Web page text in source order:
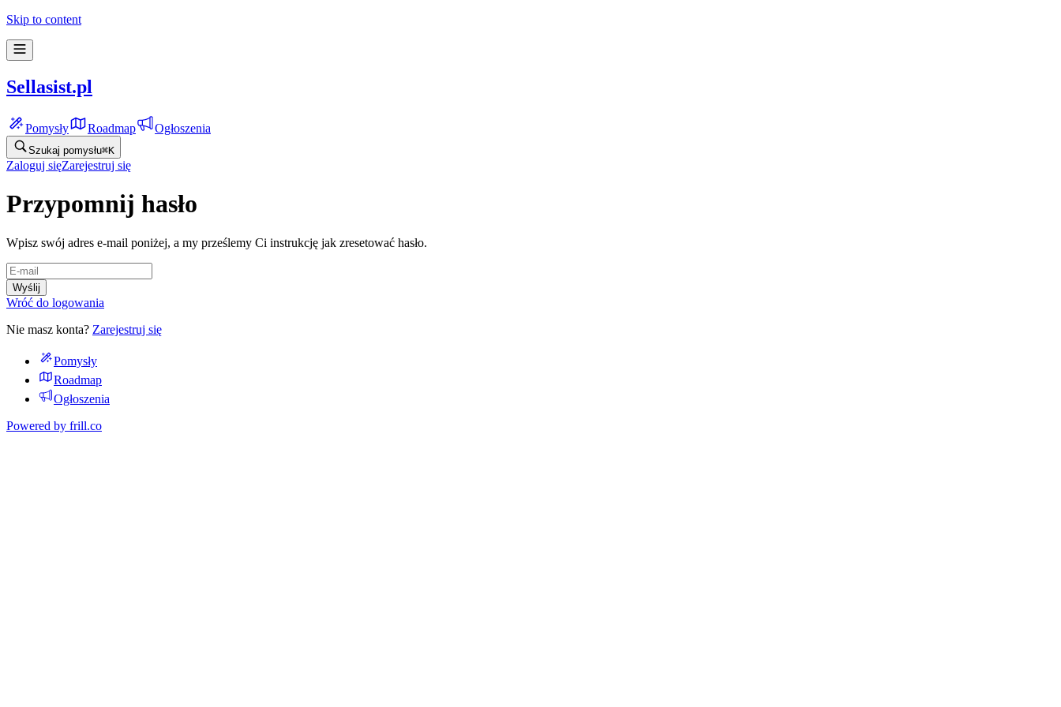
Skip to content
Sellasist.pl
Pomysły Roadmap Ogłoszenia
Szukaj pomysłu⌘K
Zaloguj sięZarejestruj się
Przypomnij hasło
Wpisz swój adres e-mail poniżej, a my prześlemy Ci instrukcję jak zresetować hasło.
Wyślij
Wróć do logowania
Nie masz konta? Zarejestruj się
Pomysły
Roadmap
Ogłoszenia
Powered by frill.co